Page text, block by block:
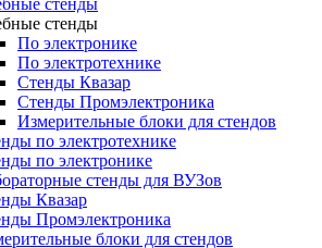
стенды
стенды
По электронике
По электротехнике
Стенды Квазар
Стенды Промэлектроника
Измерительные блоки для стендов
по электротехнике
по электронике
стенды для ВУЗов
Квазар
Промэлектроника
блоки для стендов